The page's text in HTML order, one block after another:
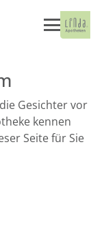
Gesichter vor
kennen
Seite für Sie